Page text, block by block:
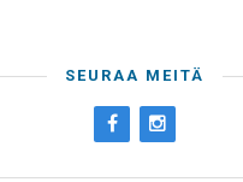
SEURAA MEITÄ